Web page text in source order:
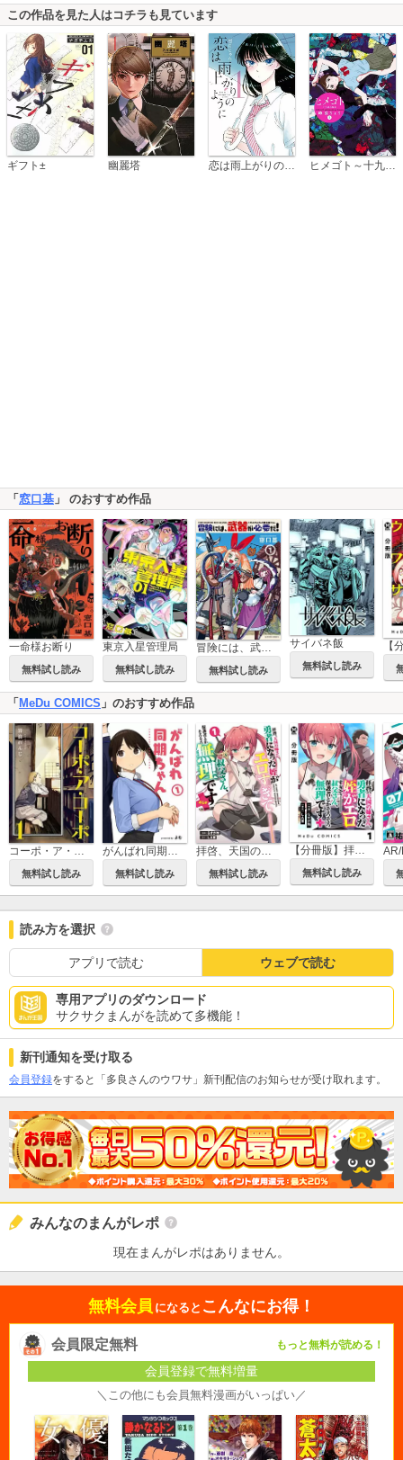
この作品を見た人はコチラも見ています
ギフト± 幽麗塔
「窓口基 」 のおすすめ作品
一命様お断り
無料試し読み
東京入星管理局
無料試し読み 無料試し読み
サイバネ飯
無料試し読み
「MeDu COMICS 」のおすすめ作品
コーポ・ア・コーポ
無料試し読み
がんばれ同期ちゃん
無料試し読み
拝啓、天国の姉さん、勇者になった姪がエロすぎて──叔父さん、保護者とかそろそろ無理です＋（ぷらす）
無料試し読み
【分冊版】拝啓、天国の姉さん、勇者になった姪がエロすぎてーー 叔父さん、保護者とかそろそろ無理です＋（ぷらす）
無料試し読み
読み方を選択
アプリで読む ウェブで読む
専用アプリのダウンロード
サクサクまんがを読めて多機能！
新刊通知を受け取る
会員登録をすると「多良さんのウワサ」新刊配信のお知らせが受け取れます。
みんなのまんがレポ
現在まんがレポはありません。
無料会員 になると こんなにお得！
会員限定無料 もっと無料が読める！
会員登録で無料増量
＼この他にも会員無料漫画がいっぱい／